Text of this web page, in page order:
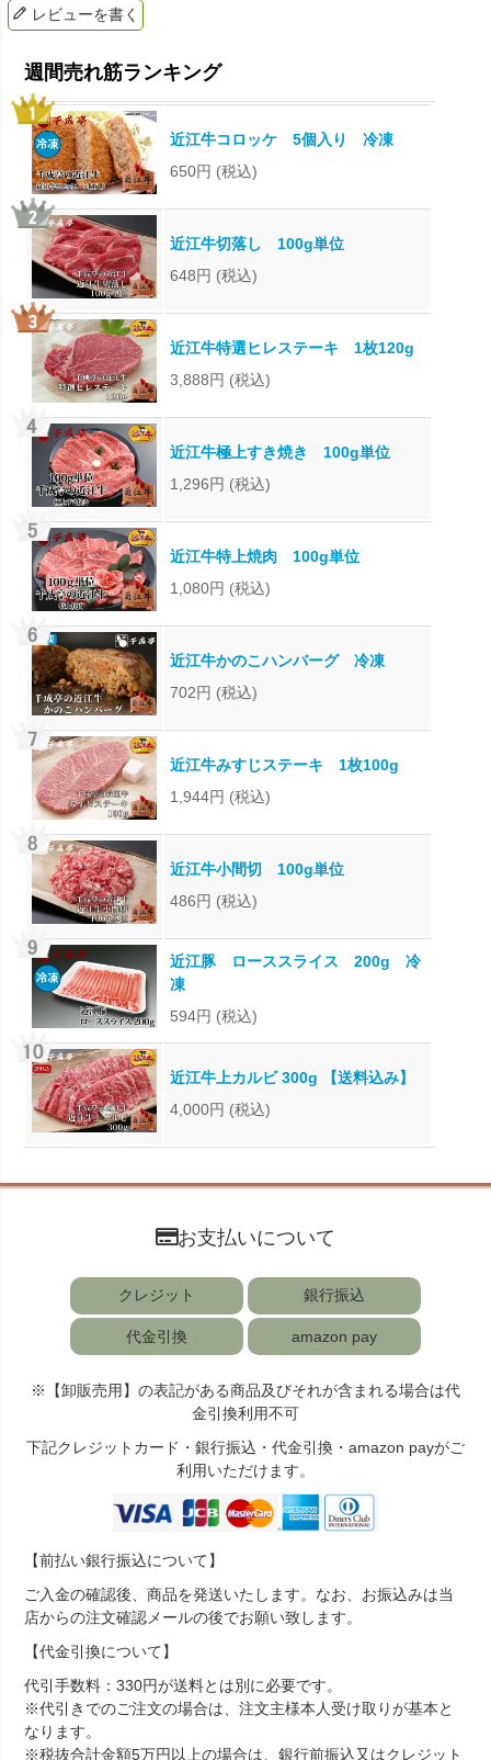
レビューを書く
近江牛コロッケ 5個入り 冷凍
650円 (税込)
近江牛切落し 100g単位
648円 (税込)
近江牛特選ヒレステーキ 1枚120g
3,888円 (税込)
近江牛極上すき焼き 100g単位
1,296円 (税込)
近江牛特上焼肉 100g単位
1,080円 (税込)
近江牛かのこハンバーグ 冷凍
702円 (税込)
近江牛みすじステーキ 1枚100g
1,944円 (税込)
近江牛小間切 100g単位
486円 (税込)
近江豚 ローススライス 200g 冷
凍
594円 (税込)
近江牛上カルビ 300g 【送料込み】
4,000円 (税込)
お支払いについて
クレジット 銀行振込
代金引換 amazon pay
※【卸販売用】の表記がある商品及びそれが含まれる場合は代
金引換利用不可
下記クレジットカード・銀行振込・代金引換・amazon payがご
利用いただけます。
【前払い銀行振込について】
ご入金の確認後、商品を発送いたします。なお、お振込みは当
店からの注文確認メールの後でお願い致します。
【代金引換について】
代引手数料：330円が送料とは別に必要です。
※代引きでのご注文の場合は、注文主様本人受け取りが基本と
なります。
※税抜合計金額5万円以上の場合は、銀行前振込又はクレジット